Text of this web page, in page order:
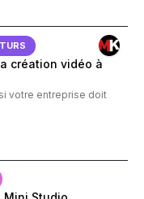
création vidéo à
votre entreprise doit